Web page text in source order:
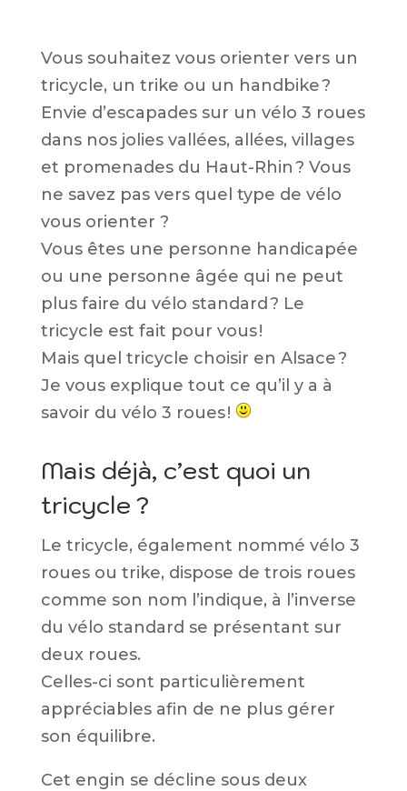
Vous souhaitez vous orienter vers un
tricycle, un trike ou un handbike ?
Envie d’escapades sur un vélo 3 roues
dans nos jolies vallées, allées, villages
et promenades du Haut-Rhin ? Vous
ne savez pas vers quel type de vélo
vous orienter ?
Vous êtes une personne handicapée
ou une personne âgée qui ne peut
plus faire du vélo standard ? Le
tricycle est fait pour vous !
Mais quel tricycle choisir en Alsace ?
Je vous explique tout ce qu’il y a à
savoir du vélo 3 roues !
Mais déjà, c’est quoi un
tricycle ?
Le tricycle, également nommé vélo 3
roues ou trike, dispose de trois roues
comme son nom l’indique, à l’inverse
du vélo standard se présentant sur
deux roues.
Celles-ci sont particulièrement
appréciables afin de ne plus gérer
son équilibre.
Cet engin se décline sous deux